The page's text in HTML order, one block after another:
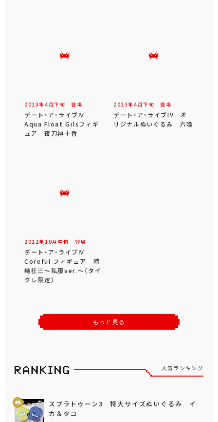
2023年4 月下旬 登場
デート・ア・ライブⅣ
Aqua Float Gilsフィギ
ュア 夜刀神十香
2023年4 月下旬 登場
デート・ア・ライブIV オ
リジナルぬいぐるみ 六喰
2022年 10月 中旬 登場
デート・ア・ライブⅣ
Coreful フィギュア 時
崎狂三～私服ver.～（タイ
クレ限定）
もっと見る
人気ランキング
スプラトゥーン3 特大サイズぬいぐるみ イ
カ＆タコ